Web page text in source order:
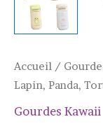
Accueil /
Lapin, Panda,
Gourdes Kawaii